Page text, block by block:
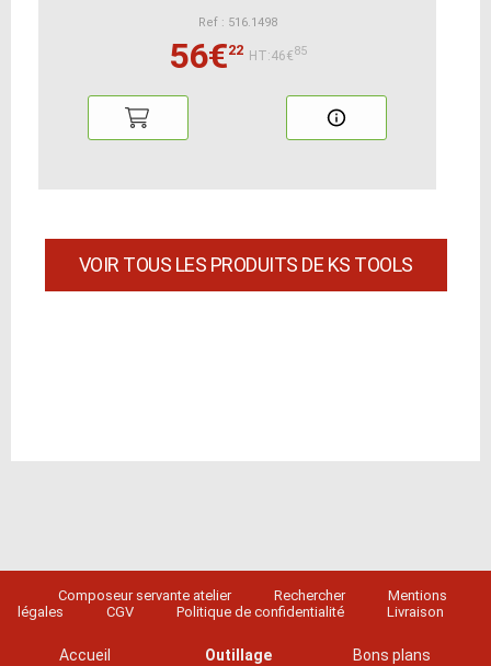
Ref : 516.1498
56€22 HT:46€85
VOIR TOUS LES PRODUITS DE KS TOOLS
Composeur servante atelier Rechercher
Mentions
légales
CGV Politique de confidentialité Livraison
Accueil Outillage Bons plans